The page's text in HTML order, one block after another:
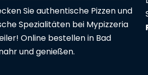
Sie authentische Pizzen und
Spezialitäten bei Mypizzeria
Online bestellen in Bad
und genießen.